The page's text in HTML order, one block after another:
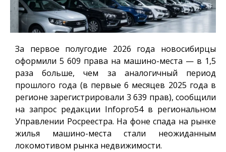
За первое полугодие 2026 года новосибирцы
оформили 5 609 права на машино-места — в 1,5
раза больше, чем за аналогичный период
прошлого года (в первые 6 месяцев 2025 года в
регионе зарегистрировали 3 639 прав), сообщили
на запрос редакции Infopro54в региональном
Управлении Росреестра. На фоне спада на рынке
жилья машино-места стали неожиданным
локомотивом рынка недвижимости.